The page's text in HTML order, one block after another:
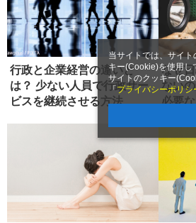
当サイトでは、サイ
キー(Cookie)を使用し
サイトのクッキー
「プライバシーポリシ
行政と企業経営の違いと
は？ 少ない人員で行政サー
ビスを継続させる方法
なぜ
ない
必要